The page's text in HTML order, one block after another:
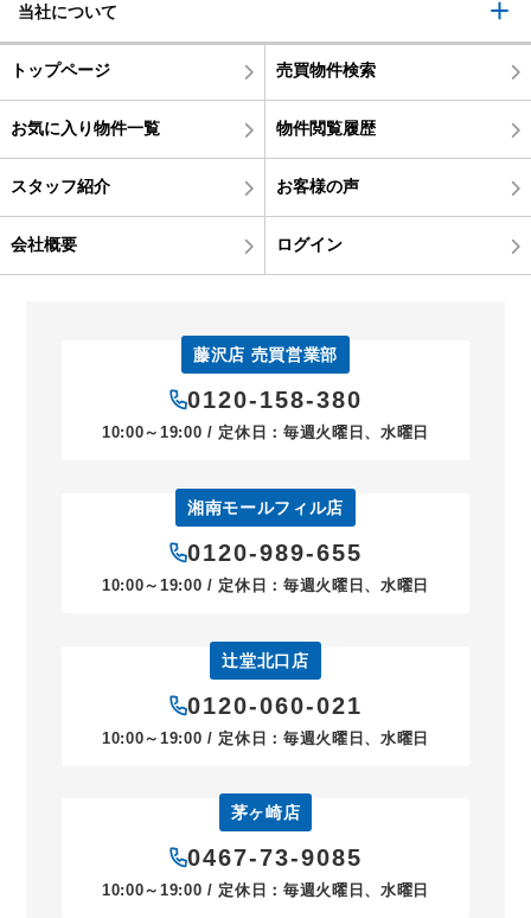
当社について
トップページ 売買物件検索
お気に入り物件一覧 物件閲覧履歴
スタッフ紹介 お客様の声
会社概要 ログイン
藤沢店 売買営業部
0120-158-380
10:00～19:00 / 定休日：毎週火曜日、水曜日
湘南モールフィル店
0120-989-655
10:00～19:00 / 定休日：毎週火曜日、水曜日
辻堂北口店
0120-060-021
10:00～19:00 / 定休日：毎週火曜日、水曜日
茅ヶ崎店
0467-73-9085
10:00～19:00 / 定休日：毎週火曜日、水曜日